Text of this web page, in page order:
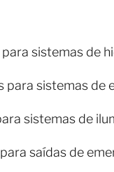
para sistemas de
para sistemas de
sistemas de
saídas de